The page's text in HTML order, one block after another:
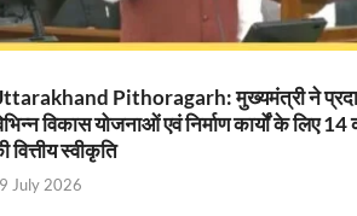
Pithoragarh: मुख्यमंत्री ने
विकास योजनाओं एवं निर्माण कार्यों के लिए 14
वित्तीय स्वीकृति
July 2026